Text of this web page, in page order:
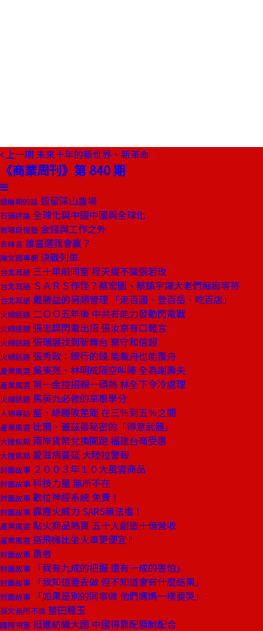
上一期 未來十年的新世界、新革命
《商業周刊》第 840 期
總編輯的話 逗留深山農場
石頭評論 全球化與中國中國與全球化
商場自慢塾 金錢與工作之外
去梯言 誰當選我會贏？
陳文茜專欄 決戰列車
台北耳語 三十年前同窗 程天縱不識張若玫
台北耳語 ＳＡＲＳ作怪？蔡宏圖、蔡鎮宇讓大老們痴痴等待
台北耳語 戴勝益的另類管理 「走百國、登百岳、吃百店」
火線話題 二ＯＯ五年後 中共有能力發動閃電戰
火線話題 張忠謀閃電出招 張汝京有口難言
火線話題 張瑞展找到新舞台 棄守和信超
火線話題 張秀政：銀行的錢 能載舟也能覆舟
產業風雲 吳東亮、林明成隔空叫陣 全為謝壽夫
產業風雲 第一金控招親一頭熱 林全下令冷處理
火線話題 馬英九必修的草根學分
人物專訪 藍、綠勝敗差距 在三％到五％之間
產業風雲 比爾．蓋茲最秘密的「得意武器」
大陸焦點 兩岸貨幣兌換開跑 福建台商受惠
大陸焦點 愛滋病蔓延 大陸拉警報
封面故事 ２００３年１０大風雲商品
封面故事 科技力量 無所不在
封面故事 數位神經系統 免費！
封面故事 霹靂火威力 SARS無法擋！
產業風雲 點火商品熱賣 五十人創造十億營收
產業風雲 搭飛機比坐火車更便宜！
封面故事 勇者
封面故事 「我有九成的把握 還有一成的害怕」
封面故事 「我知道要去做 但不知道會有什麼結果」
封面故事 「如果是別的同事做 他們媽媽一樣要哭」
英文無所不談 藍田種玉
國際視窗 挺進紡織大國 中國得靠配額制配合